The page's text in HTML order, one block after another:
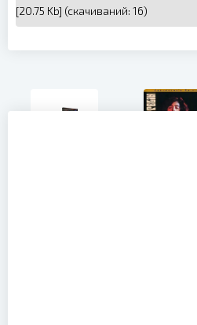
[20.75 Kb] (cкачиваний: 16)